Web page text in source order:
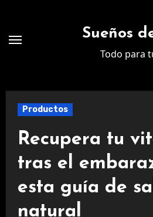
contenido
Sueños
Todo para
Productos
Recupera tu
tras el
esta guía de
natural